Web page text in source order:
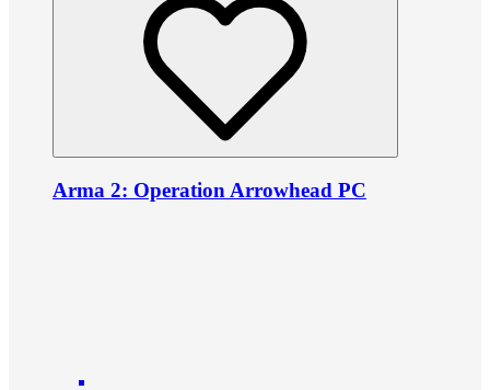
Arma 2: Operation Arrowhead PC